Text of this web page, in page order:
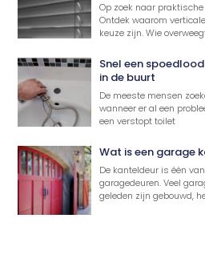
Op zoek naar
Ontdek waarom
keuze zijn. Wie
Snel een
in de buurt
De meeste mensen
wanneer er al een
een verstopt toilet
Wat is een garage
De kanteldeur is één
garagedeuren. Veel
geleden zijn gebouwd,